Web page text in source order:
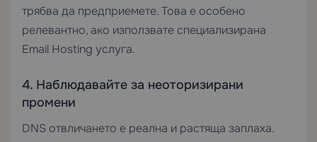
трябва да предприемете. Това е особено
релевантно, ако използвате специализирана
Email Hosting услуга.
4. Наблюдавайте за неоторизирани
промени
DNS отвличането е реална и растяща заплаха.